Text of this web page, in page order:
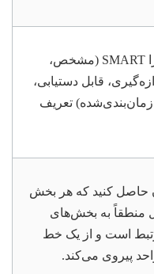
اهداف را SMART (مشخص،
قابل دستیابی،
زمان‌بندی‌شده) تعریف
حاصل کنید که هر بخش
منطقاً به بخش‌های
است و از یک خط
پیروی می‌کند.